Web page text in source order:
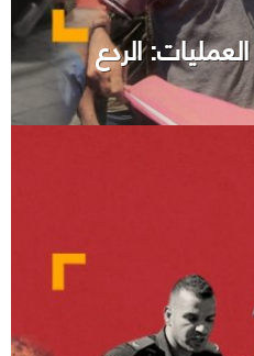
الردع